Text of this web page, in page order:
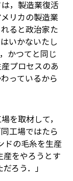
，製造業復活
リカの製造業
ると政治家た
かない――たし
かつてと同じ
プロセスのあ
っているから
を取材して，
工場ではたら
ドの毛糸を生産
産をやろうとす
ろう．」